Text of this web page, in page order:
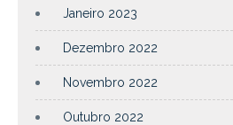
Janeiro 2023
Dezembro 2022
Novembro 2022
Outubro 2022